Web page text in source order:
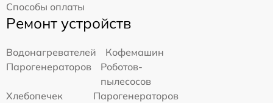
Способы оплаты
Ремонт устройств
Водонагревателей
Кофемашин
Парогенераторов
Роботов-
пылесосов
Хлебопечек
Парогенераторов